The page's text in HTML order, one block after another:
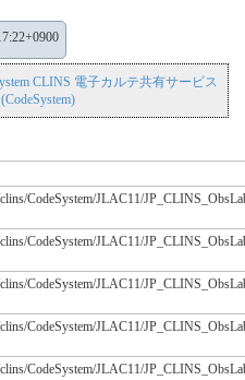
CLINS 電子カルテ共有サービス
CodeSystem/JLAC11/
CodeSystem/JLAC11/
CodeSystem/JLAC11/
CodeSystem/JLAC11/
CodeSystem/JLAC11/